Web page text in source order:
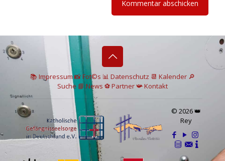
📚 Impressum📸Fot©s 📊 Datenschutz 📆 Kalender 🔎
Suche 📘 News ⚽Partner📯Kontakt
© 2026 👑
Rey